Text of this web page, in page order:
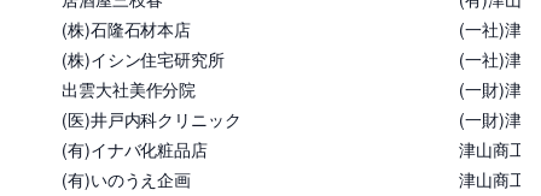
(株)石隆石材本店
(一社)津
(株)イシン住宅研究所
(一社)津
出雲大社美作分院
(一財)津
(医)井戸内科クリニック
(一財)津
(有)イナバ化粧品店
津山商工
(有)いのうえ企画
津山商工